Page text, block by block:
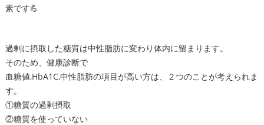
素です💪
過剰に摂取した糖質は中性脂肪に変わり体内に留まります。
そのため、健康診断で
血糖値,HbA1C,中性脂肪の項目が高い方は、２つのことが考えられま
す。
①糖質の過剰摂取
②糖質を使っていない